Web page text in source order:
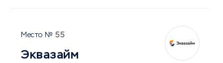
55
Эквазайм